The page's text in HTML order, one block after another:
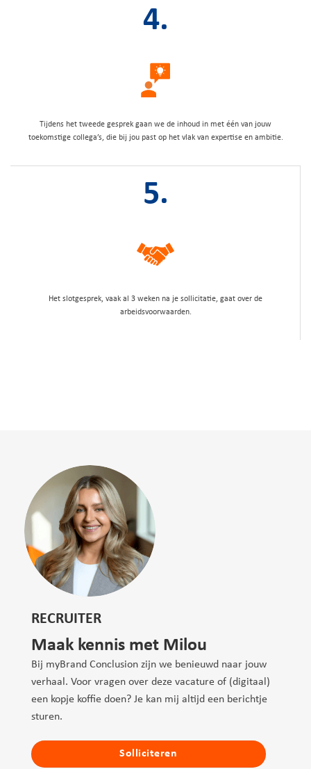
4.
Tijdens het tweede gesprek gaan we de inhoud in met één van jouw
toekomstige collega’s, die bij jou past op het vlak van expertise en ambitie.
5.
Het slotgesprek, vaak al 3 weken na je sollicitatie, gaat over de
arbeidsvoorwaarden.
RECRUITER
Maak kennis met Milou
Bij myBrand Conclusion zijn we benieuwd naar jouw
verhaal. Voor vragen over deze vacature of (digitaal)
een kopje koffie doen? Je kan mij altijd een berichtje
sturen.
Solliciteren